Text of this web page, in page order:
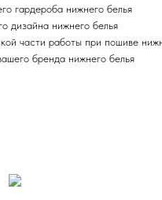
гардероба нижнего белья
дизайна нижнего белья
части работы при пошиве
бренда нижнего белья